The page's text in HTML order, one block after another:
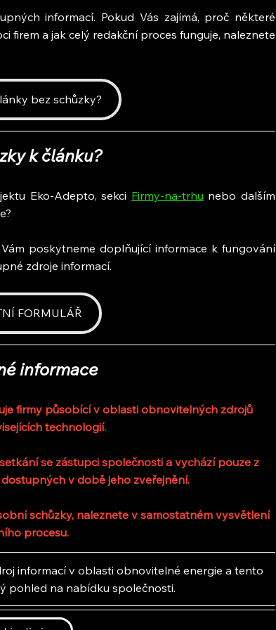
informací. Pokud Vás zajímá, proč některé
firem a jak celý redakční proces funguje, naleznete
bez schůzky?
k článku?
Eko-Adepto, sekci Firmy-na-trhu nebo dalším
poskytneme doplňující informace k fungování
zdroje informací.
FORMULÁŘ
informace
firmy působící v oblasti obnovitelných zdrojů
technologií.
se zástupci společnosti a vychází pouze z
v době jeho zveřejnění.
schůzky, naleznete v samostatném vysvětlení
procesu.
informací v oblasti obnovitelné energie a tento
pohled na nabídku společnosti.